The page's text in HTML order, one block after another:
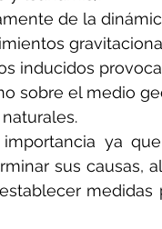
de la
inducidos
sobre el medio
ya
sus causas,